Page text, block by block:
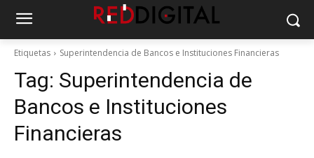
Etiquetas Superintendencia de Bancos e Instituciones Financieras
Tag: Superintendencia de
Bancos e Instituciones
Financieras